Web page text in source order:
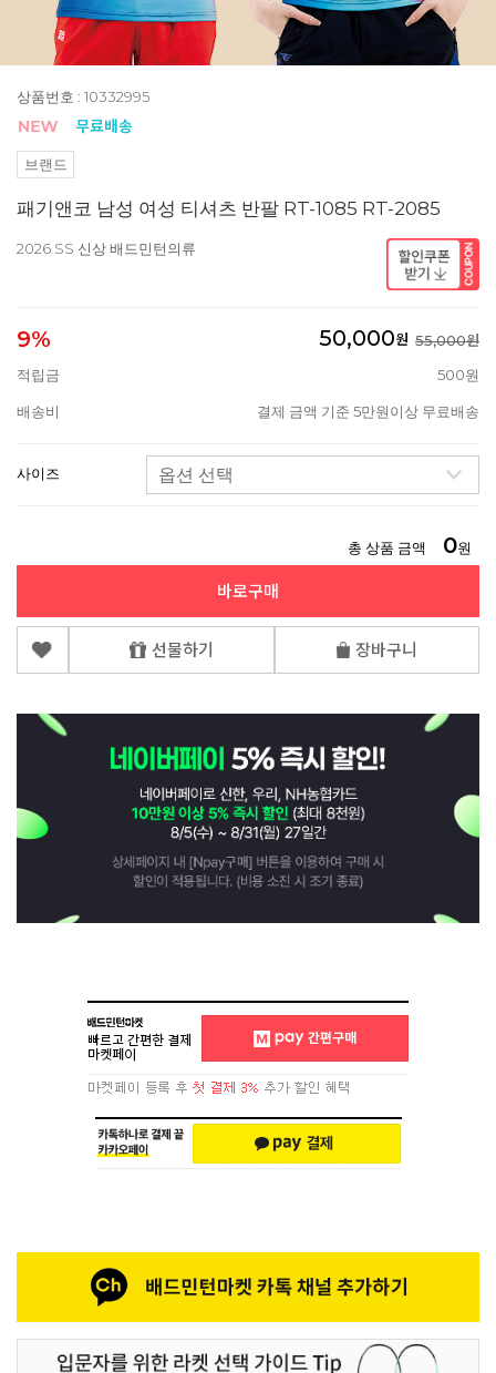
상품번호 : 10332995
브랜드
패기앤코 남성 여성 티셔츠 반팔 RT-1085 RT-2085
2026 SS 신상 배드민턴의류
9% 50,000원 55,000원
적립금
500원
배송비 결제 금액 기준 5만원이상 무료배송
사이즈
총 상품 금액 0원
바로구매
선물하기 장바구니